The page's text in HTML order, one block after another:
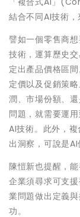
結合不同AI技術，
譬如一個零售商
技術，運算歷史
定出產品價格區
定價以及促銷策
潤、市場份額、
問題，就需要運
AI技術。此外，
出洞察，可說是AI
陳愷新也提醒，
企業須尋求可支
業問題做出定義
功。